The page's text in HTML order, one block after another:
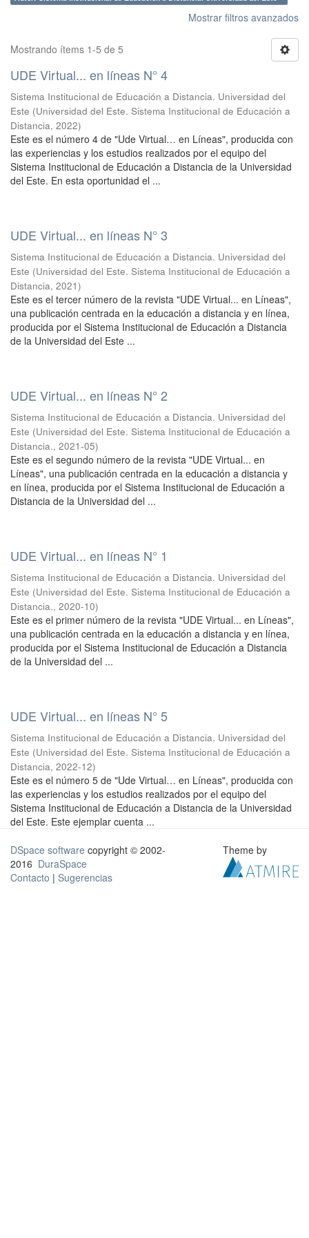
Mostrar filtros avanzados
Mostrando ítems 1-5 de 5
UDE Virtual... en líneas N° 4
Sistema Institucional de Educación a Distancia. Universidad del
Este (Universidad del Este. Sistema Institucional de Educación a
Distancia, 2022)
Este es el número 4 de "Ude Virtual… en Líneas", producida con
las experiencias y los estudios realizados por el equipo del
Sistema Institucional de Educación a Distancia de la Universidad
del Este. En esta oportunidad el ...
UDE Virtual... en líneas N° 3
Sistema Institucional de Educación a Distancia. Universidad del
Este (Universidad del Este. Sistema Institucional de Educación a
Distancia, 2021)
Este es el tercer número de la revista "UDE Virtual... en Líneas",
una publicación centrada en la educación a distancia y en línea,
producida por el Sistema Institucional de Educación a Distancia
de la Universidad del Este ...
UDE Virtual... en líneas N° 2
Sistema Institucional de Educación a Distancia. Universidad del
Este (Universidad del Este. Sistema Institucional de Educación a
Distancia., 2021-05)
Este es el segundo número de la revista "UDE Virtual... en
Líneas", una publicación centrada en la educación a distancia y
en línea, producida por el Sistema Institucional de Educación a
Distancia de la Universidad del ...
UDE Virtual... en líneas N° 1
Sistema Institucional de Educación a Distancia. Universidad del
Este (Universidad del Este. Sistema Institucional de Educación a
Distancia., 2020-10)
Este es el primer número de la revista "UDE Virtual... en Líneas",
una publicación centrada en la educación a distancia y en línea,
producida por el Sistema Institucional de Educación a Distancia
de la Universidad del ...
UDE Virtual... en líneas N° 5
Sistema Institucional de Educación a Distancia. Universidad del
Este (Universidad del Este. Sistema Institucional de Educación a
Distancia, 2022-12)
Este es el número 5 de "Ude Virtual… en Líneas", producida con
las experiencias y los estudios realizados por el equipo del
Sistema Institucional de Educación a Distancia de la Universidad
del Este. Este ejemplar cuenta ...
DSpace software copyright © 2002-
2016 DuraSpace
Contacto | Sugerencias
Theme by